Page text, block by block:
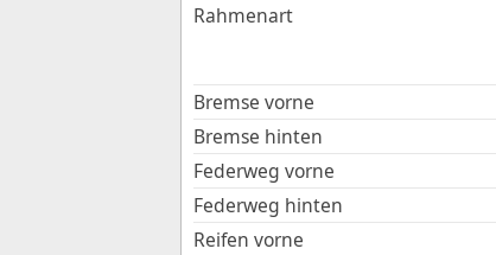
Rahmenart
Bremse vorne
Bremse hinten
Federweg vorne
Federweg hinten
Reifen vorne